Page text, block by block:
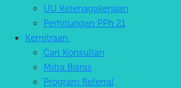
UU Ketenagakerjaan
Perhitungan PPh 21
Kemitraan
Cari Konsultan
Mitra Bisnis
Program Referral
Gadjian telah digunakan
perusahaan